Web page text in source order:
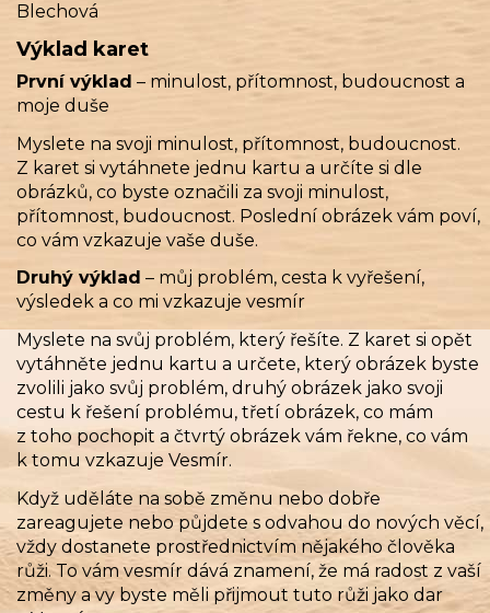
Blechová
Výklad karet
První výklad – minulost, přítomnost, budoucnost a
moje duše
Myslete na svoji minulost, přítomnost, budoucnost.
Z karet si vytáhnete jednu kartu a určíte si dle
obrázků, co byste označili za svoji minulost,
přítomnost, budoucnost. Poslední obrázek vám poví,
co vám vzkazuje vaše duše.
Druhý výklad – můj problém, cesta k vyřešení,
výsledek a co mi vzkazuje vesmír
Myslete na svůj problém, který řešíte. Z karet si opět
vytáhněte jednu kartu a určete, který obrázek byste
zvolili jako svůj problém, druhý obrázek jako svoji
cestu k řešení problému, třetí obrázek, co mám
z toho pochopit a čtvrtý obrázek vám řekne, co vám
k tomu vzkazuje Vesmír.
Když uděláte na sobě změnu nebo dobře
zareagujete nebo půjdete s odvahou do nových věcí,
vždy dostanete prostřednictvím nějakého člověka
růži. To vám vesmír dává znamení, že má radost z vaší
změny a vy byste měli přijmout tuto růži jako dar